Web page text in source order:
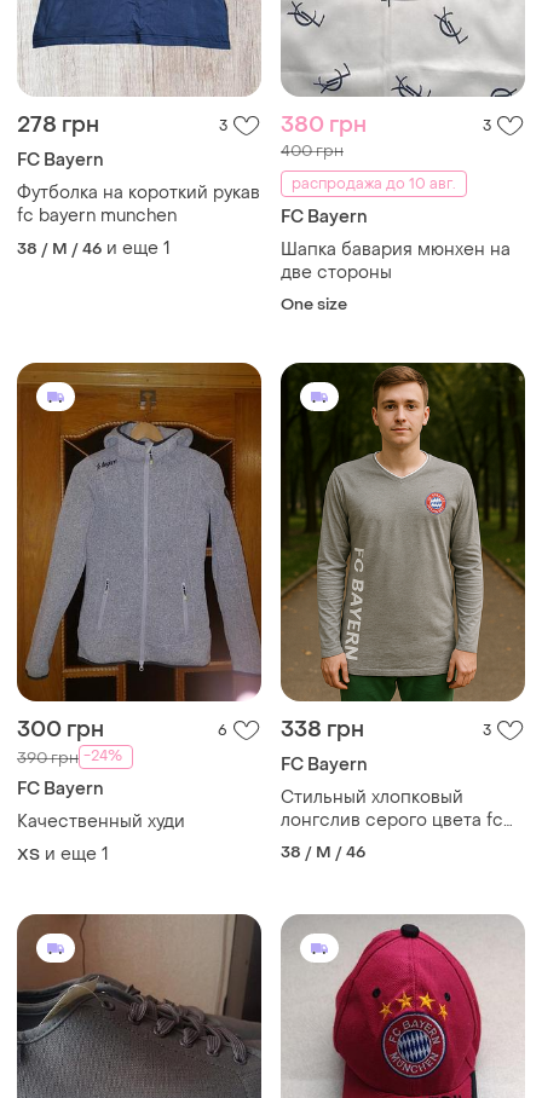
278 грн 3
FC Bayern
Футболка на короткий рукав
fc bayern munchen
38 / M / 46 и еще 1
380 грн 3
400 грн
распродажа до 10 авг.
FC Bayern
Шапка бавария мюнхен на
две стороны
One size
300 грн 6
390 грн -24%
FC Bayern
Качественный худи
ХS и еще 1
338 грн 3
FC Bayern
Стильный хлопковый
лонгслив серого цвета fc
bayern, 💯 оригинал,
молниеносная отправка
38 / M / 46